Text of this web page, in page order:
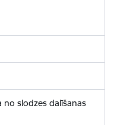
no slodzes dalīšanas